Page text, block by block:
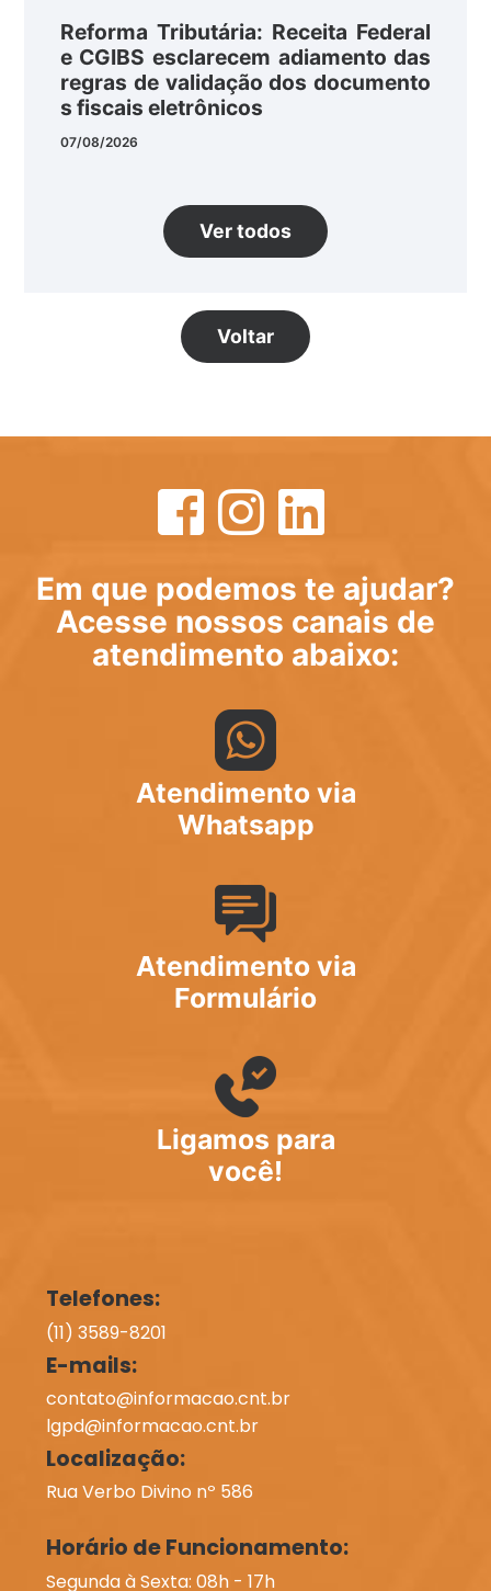
Reforma Tributária: Receita Federal
e CGIBS esclarecem adiamento das
regras de validação dos documento
s fiscais eletrônicos
07/08/2026
Ver todos
Voltar
Em que podemos te ajudar?
Acesse nossos canais de
atendimento abaixo:
Atendimento via
Whatsapp
Atendimento via
Formulário
Ligamos para
você!
Telefones:
(11) 3589-8201
E-mails:
contato@informacao.cnt.br
lgpd@informacao.cnt.br
Localização:
Rua Verbo Divino nº 586
Horário de Funcionamento:
Segunda à Sexta: 08h - 17h